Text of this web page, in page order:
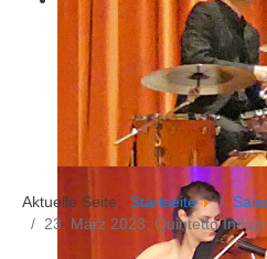
Aktuelle Seite: Startseite
23. März 2023: Quintetto